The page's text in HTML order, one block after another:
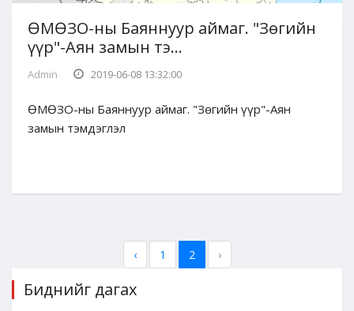
ӨМӨЗО-ны Баяннуур аймаг. "Зөгийн
үүр"-Аян замын тэ...
Admin 2019-06-08 13:32:00
ӨМӨЗО-ны Баяннуур аймаг. "Зөгийн үүр"-Аян
замын тэмдэглэл
‹ 1 2 ›
Биднийг дагах